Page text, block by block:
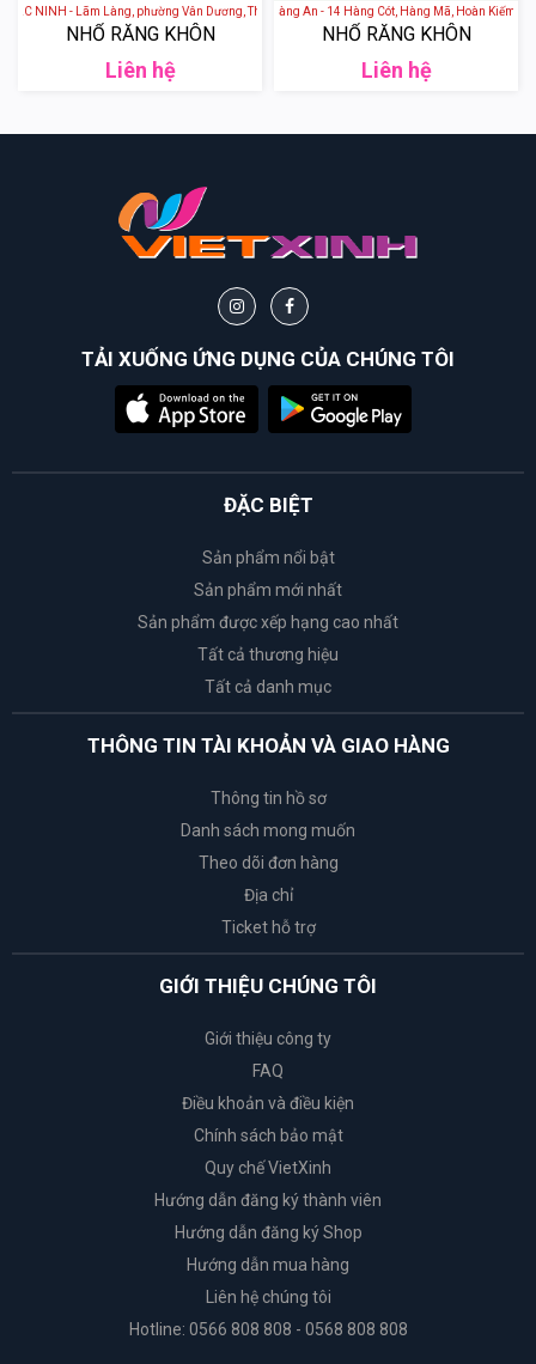
NINH - Lãm Làng, phường Vân Dương, Thành phố Bắc Ninh, tỉnh Bắc Ninh, Việt Nam
NHỔ RĂNG KHÔN
Liên hệ
Nha Khoa Quốc tế Tràng An - 14 Hàng Cót, Hàng Mã, Hoàn Kiếm, Hà
NHỔ RĂNG KHÔN
Liên hệ
TẢI XUỐNG ỨNG DỤNG CỦA CHÚNG TÔI
ĐẶC BIỆT
Sản phẩm nổi bật
Sản phẩm mới nhất
Sản phẩm được xếp hạng cao nhất
Tất cả thương hiệu
Tất cả danh mục
THÔNG TIN TÀI KHOẢN VÀ GIAO HÀNG
Thông tin hồ sơ
Danh sách mong muốn
Theo dõi đơn hàng
Địa chỉ
Ticket hỗ trợ
GIỚI THIỆU CHÚNG TÔI
Giới thiệu công ty
FAQ
Điều khoản và điều kiện
Chính sách bảo mật
Quy chế VietXinh
Hướng dẫn đăng ký thành viên
Hướng dẫn đăng ký Shop
Hướng dẫn mua hàng
Liên hệ chúng tôi
Hotline: 0566 808 808 - 0568 808 808